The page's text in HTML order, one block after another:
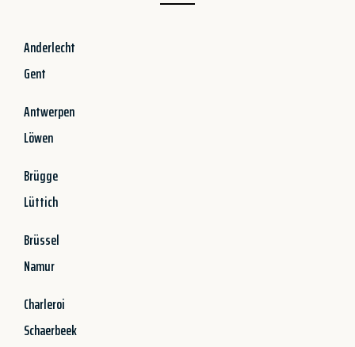
Anderlecht
Gent
Antwerpen
Löwen
Brügge
Lüttich
Brüssel
Namur
Charleroi
Schaerbeek